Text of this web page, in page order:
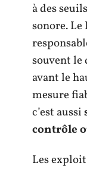
à des
sonore. Le
souvent
avant le
mesure
c’est aussi
contrôle
Les